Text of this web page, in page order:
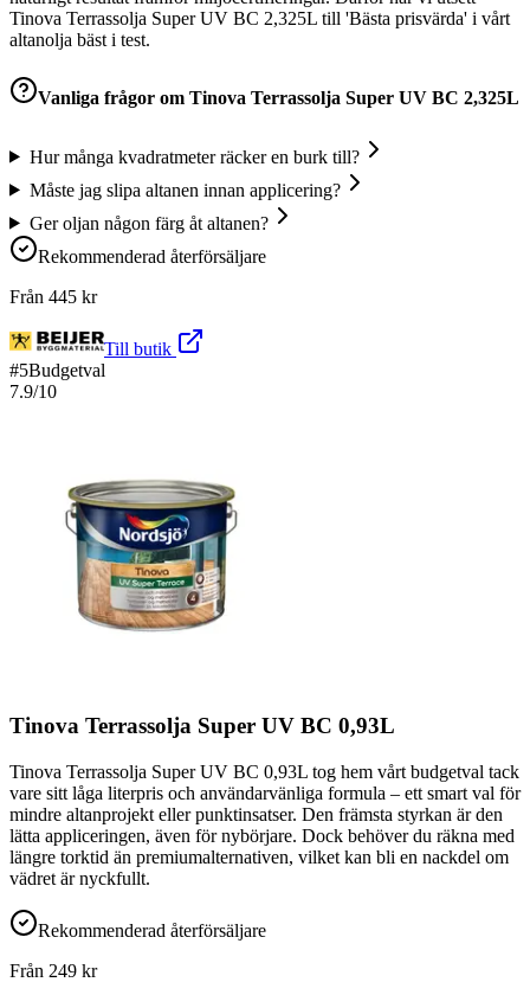
Tinova Terrassolja Super UV BC 2,325L till 'Bästa prisvärda' i vårt
altanolja bäst i test.
Vanliga frågor om Tinova Terrassolja Super UV BC 2,325L
Hur många kvadratmeter räcker en burk till?
Måste jag slipa altanen innan applicering?
Ger oljan någon färg åt altanen?
Rekommenderad återförsäljare
Från 445 kr
Till butik
#5Budgetval
7.9/10
Tinova Terrassolja Super UV BC 0,93L
Tinova Terrassolja Super UV BC 0,93L tog hem vårt budgetval tack
vare sitt låga literpris och användarvänliga formula – ett smart val för
mindre altanprojekt eller punktinsatser. Den främsta styrkan är den
lätta appliceringen, även för nybörjare. Dock behöver du räkna med
längre torktid än premiumalternativen, vilket kan bli en nackdel om
vädret är nyckfullt.
Rekommenderad återförsäljare
Från 249 kr